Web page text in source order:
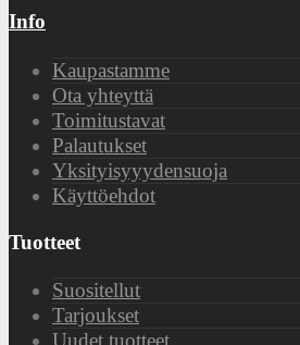
Info
Kaupastamme
Ota yhteyttä
Toimitustavat
Palautukset
Yksityisyyydensuoja
Käyttöehdot
Tuotteet
Suositellut
Tarjoukset
Uudet tuotteet